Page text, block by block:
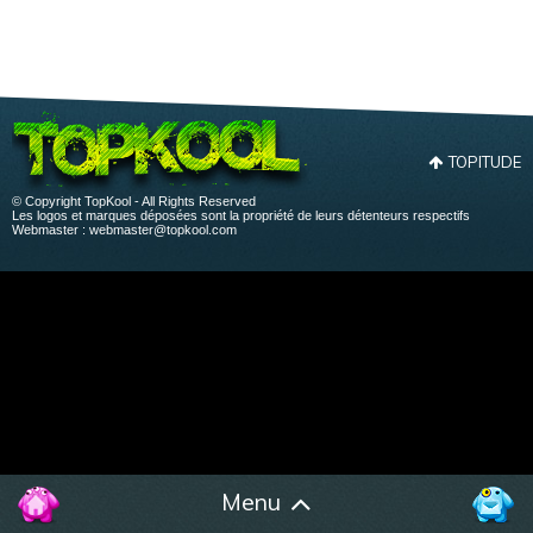
Menu
TOPITUDE
© Copyright TopKool - All Rights Reserved
Les logos et marques déposées sont la propriété de leurs détenteurs respectifs
Webmaster : webmaster@topkool.com